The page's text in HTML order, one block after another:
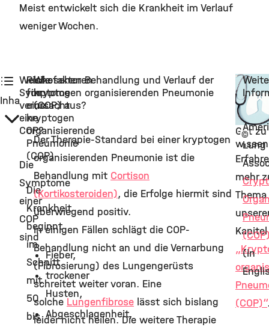
Meist entwickelt sich die Krankheit im Verlauf
weniger Wochen.
Inhalt:
Welche
Symptome
verursacht
eine
COP?
Die
Symptome
einer
COP
sind
Fieber,
trockener
Husten,
Abgeschlagenheit,
Risikofaktoren
für
eine
kryptogen
organisierende
Pneumonie
(COP)
Die
Krankheit
beginnt
im
Schnitt
mit
50
bis
Wie sehen Behandlung und Verlauf der
kryptogen organisierenden Pneumonie
(COP) aus?
Der Therapie-Standard bei einer kryptogen
organisierenden Pneumonie ist die
Behandlung mit Cortison
(Kortikosteroiden), die Erfolge hiermit sind
überwiegend positiv.
In einigen Fällen schlägt die COP-
Behandlung nicht an und die Vernarbung
(Fibrosierung) des Lungengerüsts
schreitet weiter voran. Eine
solche Lungenfibrose lässt sich bislang
leider nicht heilen. Die weitere Therapie
Gut zu
mehr
Kapitel
(COP)“
©
Lung
(in